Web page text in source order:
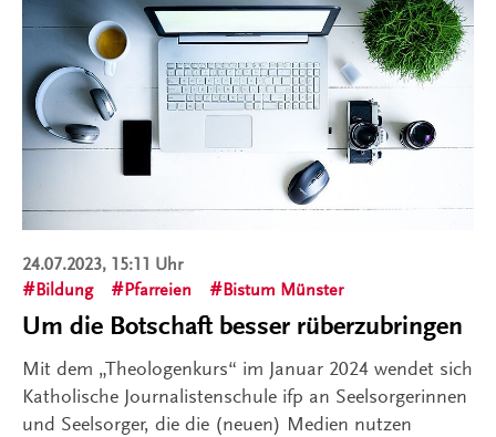
24.07.2023, 15:11 Uhr
Bildung
Pfarreien Bistum Münster
Um die Botschaft besser rüberzubringen
Mit dem „Theologenkurs“ im Januar 2024 wendet sich
Katholische Journalistenschule ifp an Seelsorgerinnen
und Seelsorger, die die (neuen) Medien nutzen